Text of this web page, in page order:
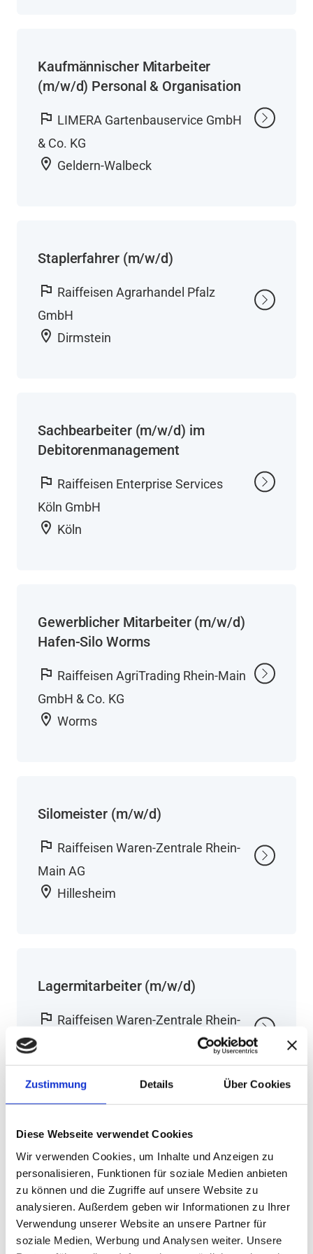
Zustimmung Details Über Cookies
Diese Webseite verwendet Cookies
Wir verwenden Cookies, um Inhalte und Anzeigen zu
personalisieren, Funktionen für soziale Medien anbieten
zu können und die Zugriffe auf unsere Website zu
analysieren. Außerdem geben wir Informationen zu Ihrer
Verwendung unserer Website an unsere Partner für
soziale Medien, Werbung und Analysen weiter. Unsere
Kaufmännischer Mitarbeiter
(m/w/d) Personal & Organisation
flag LIMERA Gartenbauservice GmbH
& Co. KG
location_on Geldern-Walbeck
Staplerfahrer (m/w/d)
flag Raiffeisen Agrarhandel Pfalz
GmbH
location_on Dirmstein
Sachbearbeiter (m/w/d) im
Debitorenmanagement
flag Raiffeisen Enterprise Services
Köln GmbH
location_on Köln
Gewerblicher Mitarbeiter (m/w/d)
Hafen-Silo Worms
flag Raiffeisen AgriTrading Rhein-Main
GmbH & Co. KG
location_on Worms
Silomeister (m/w/d)
flag Raiffeisen Waren-Zentrale Rhein-
Main AG
location_on Hillesheim
Lagermitarbeiter (m/w/d)
flag Raiffeisen Waren-Zentrale Rhein-
location_onWorms
Energie Mitarbeiter (m/w/d)
Vertrieb & Disposition
flagRaiffeisen Energie Köln GmbH
location_on Föhren